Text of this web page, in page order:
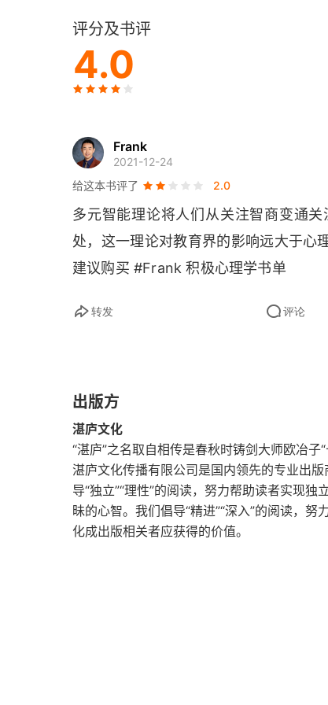
第7章 小学阶段的项目教学法
第8章 学科理解的多元切入点
第10章 情境化评估：标准化考试的替代方案
第三部分 最新展望
第11章 智能与社会文化背景
第12章 多元智能理论和企业管理
评分及书评
4.0
Frank
2021-12-24
给这本书评了
2.0
多元智能理论将人们从关注智商变通
处，这一理论对教育界的影响远大于心
建议购买 #Frank 积极心理学书单
转发 评论
出版方
湛庐文化
“湛庐”之名取自相传是春秋时铸剑大师欧冶
湛庐文化传播有限公司是国内领先的专业出
导“独立”“理性”的阅读，努力帮助读者实现
昧的心智。我们倡导“精进”“深入”的阅读，
化成出版相关者应获得的价值。